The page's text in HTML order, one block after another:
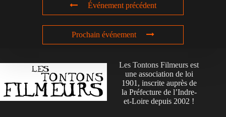
Événement précédent
Prochain événement
Les Tontons Filmeurs est
une association de loi
1901, inscrite auprès de
la Préfecture de l’Indre-
et-Loire depuis 2002 !